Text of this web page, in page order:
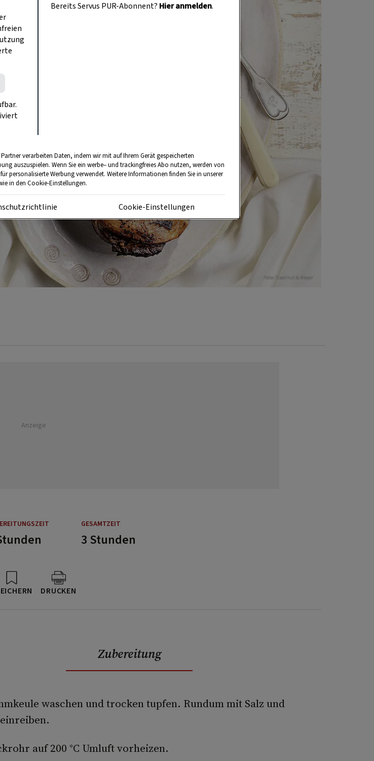
Foto: Eisenhut & Mayer
Anzeige
GESAMTZEIT
3 Stunden
DRUCKEN
Zubereitung
waschen und trocken tupfen. Rundum mit Salz und
auf 200 °C Umluft vorheizen.
Bereits Servus PUR-Abonnent? Hier anmelden.
verarbeiten Daten, indem wir mit auf Ihrem Gerät gespeicherten
auszuspielen. Wenn Sie ein werbe– und trackingfreies Abo nutzen, werden von
personalisierte Werbung verwendet. Weitere Informationen finden Sie in unserer
in den Cookie-Einstellungen.
Cookie-Einstellungen